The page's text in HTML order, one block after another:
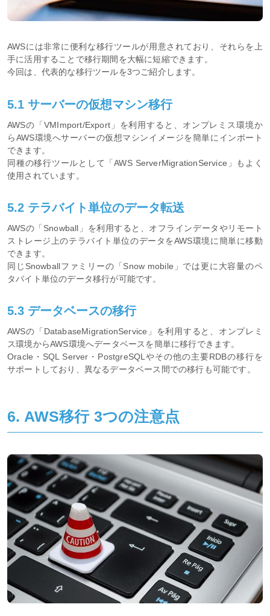
AWSには非常に便利な移行ツールが用意されており、それらを上
手に活用することで移行期間を大幅に短縮できます。
今回は、代表的な移行ツールを3つご紹介します。
5.1 サーバーの仮想マシン移行
AWSの「VMImport/Export」を利用すると、オンプレミス環境か
らAWS環境へサーバーの仮想マシンイメージを簡単にインポート
できます。
同種の移行ツールとして「AWS ServerMigrationService」もよく
使用されています。
5.2 テラバイト単位のデータ転送
AWSの「Snowball」を利用すると、オフラインデータやリモート
ストレージ上のテラバイト単位のデータをAWS環境に簡単に移動
できます。
同じSnowballファミリーの「Snow mobile」では更に大容量のペ
タバイト単位のデータ移行が可能です。
5.3 データベースの移行
AWSの「DatabaseMigrationService」を利用すると、オンプレミ
ス環境からAWS環境へデータベースを簡単に移行できます。
Oracle・SQL Server・PostgreSQLやその他の主要RDBの移行を
サポートしており、異なるデータベース間での移行も可能です。
6. AWS移行 3つの注意点